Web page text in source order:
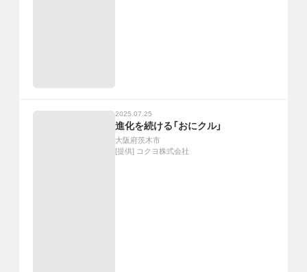
2025.07.25
進化を続ける「おにクル」
大阪府茨木市
[提供] コクヨ株式会社